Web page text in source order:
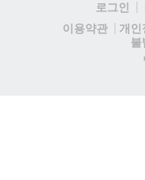
로그인
이용약관
개인
불